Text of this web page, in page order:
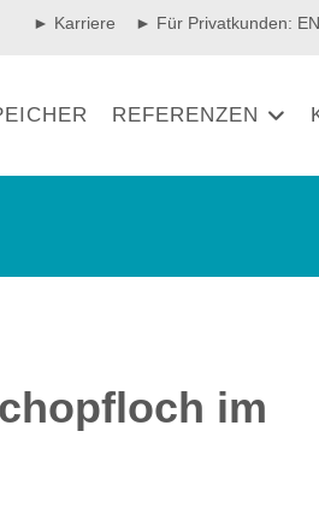
► Karriere ► Für Privatkunden:
REFERENZEN
im